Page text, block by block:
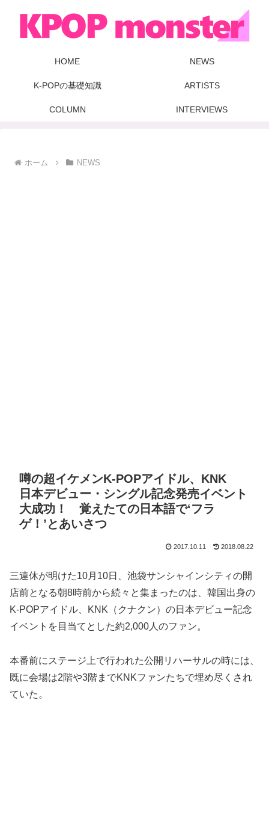
HOME NEWS
K-POPの基礎知識 ARTISTS
COLUMN INTERVIEWS
ホーム NEWS
噂の超イケメンK-POPアイドル、KNK
日本デビュー・シングル記念発売イベント
大成功！ 覚えたての日本語で‘フラ
ゲ！’とあいさつ
2017.10.11 2018.08.22
三連休が明けた10月10日、池袋サンシャインシティの開
店前となる朝8時前から続々と集まったのは、韓国出身の
K-POPアイドル、KNK（クナクン）の日本デビュー記念
イベントを目当てとした約2,000人のファン。
本番前にステージ上で行われた公開リハーサルの時には、
既に会場は2階や3階までKNKファンたちで埋め尽くされ
ていた。